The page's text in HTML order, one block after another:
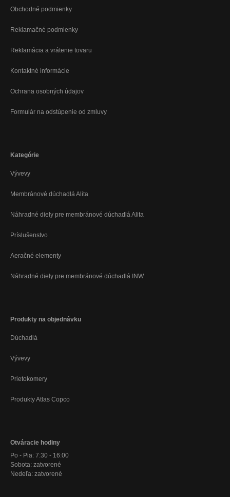
Obchodné podmienky
Reklamačné podmienky
Reklamácia a vrátenie tovaru
Kontaktné informácie
Ochrana osobných údajov
Formulár na odstúpenie od zmluvy
Kategórie
Vývevy
Membránové dúchadlá Alita
Náhradné diely pre membránové dúchadlá Alita
Príslušenstvo
Aeračné elementy
Náhradné diely pre membránové dúchadlá INW
Produkty na objednávku
Dúchadlá
Vývevy
Prietokomery
Produkty Atlas Copco
Otváracie hodiny
Po - Pia: 7:30 - 16:00
Sobota: zatvorené
Nedeľa: zatvorené